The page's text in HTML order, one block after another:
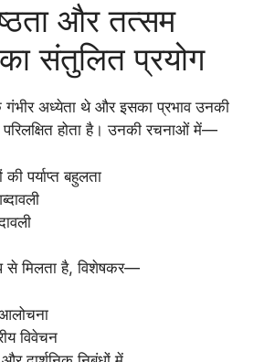
और तत्सम
संतुलित प्रयोग
गंभीर अध्येता थे और इसका प्रभाव उनकी
होता है। उनकी रचनाओं में—
पर्याप्त बहुलता
से मिलता है, विशेषकर—
विवेचन